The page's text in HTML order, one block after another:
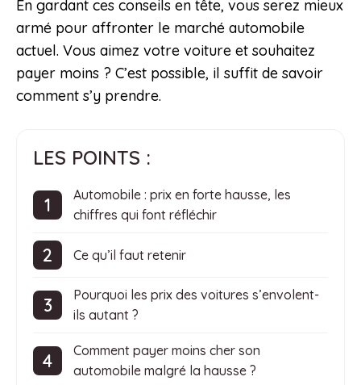
En gardant ces conseils en tête, vous serez mieux
armé pour affronter le marché automobile
actuel. Vous aimez votre voiture et souhaitez
payer moins ? C’est possible, il suffit de savoir
comment s’y prendre.
LES POINTS :
Automobile : prix en forte hausse, les
chiffres qui font réfléchir
Ce qu’il faut retenir
Pourquoi les prix des voitures s’envolent-
ils autant ?
Comment payer moins cher son
automobile malgré la hausse ?